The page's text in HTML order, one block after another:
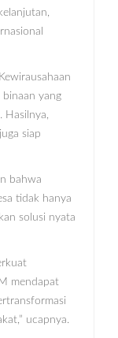
binaan yang
Hasilnya,
siap
bahwa
tidak hanya
solusi nyata
mendapat
ucapnya.